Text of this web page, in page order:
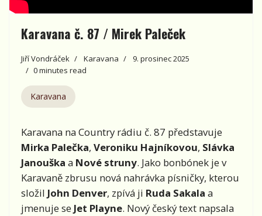
Karavana č. 87 / Mirek Paleček
Jiří Vondráček Karavana
9. prosinec 2025
0 minutes read
Karavana
Karavana na Country rádiu č. 87 představuje
Mirka Palečka, Veroniku Hajníkovou, Slávka
Janouška a Nové struny. Jako bonbónek je v
Karavaně zbrusu nová nahrávka písničky, kterou
složil John Denver, zpívá ji Ruda Sakala a
jmenuje se Jet Playne. Nový český text napsala